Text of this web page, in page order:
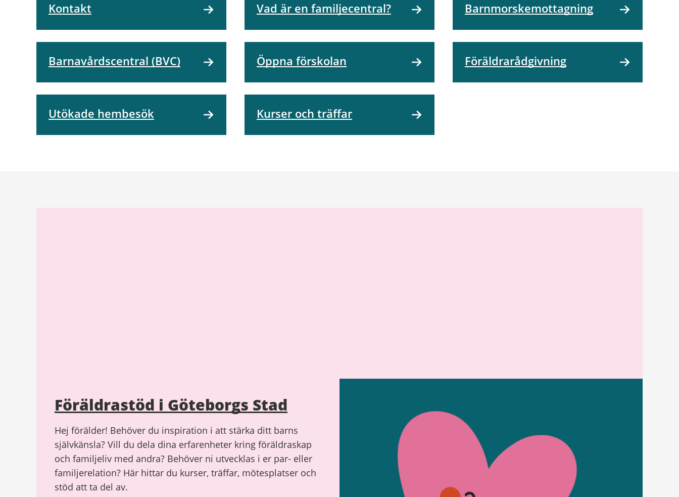
Kontakt Vad är en familjecentral? Barnmorskemottagning
Barnavårdscentral (BVC) Öppna förskolan Föräldrarådgivning
Utökade hembesök Kurser och träffar
Föräldrastöd i Göteborgs Stad
Hej förälder! Behöver du inspiration i att stärka ditt barns
självkänsla? Vill du dela dina erfarenheter kring föräldraskap
och familjeliv med andra? Behöver ni utvecklas i er par- eller
familjerelation? Här hittar du kurser, träffar, mötesplatser och
stöd att ta del av.